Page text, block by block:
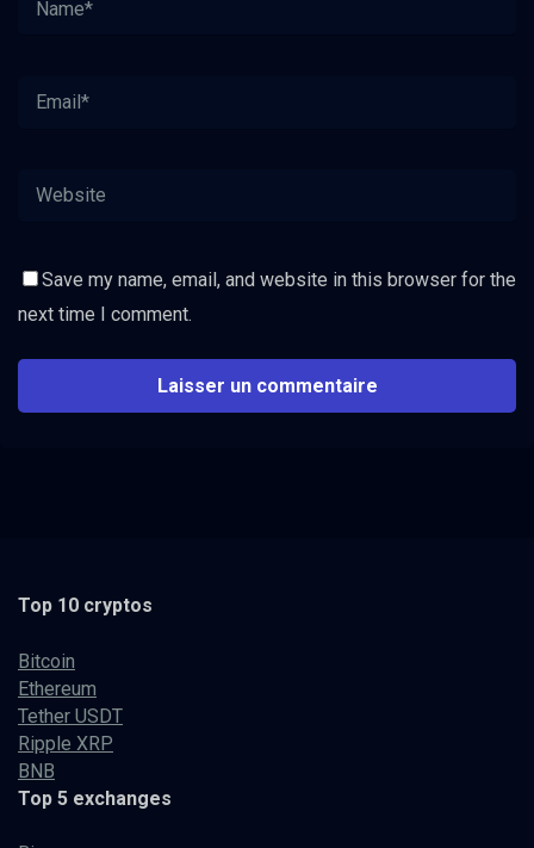
Save my name, email, and website in this browser for the
next time I comment.
Top 10 cryptos
Bitcoin
Ethereum
Tether USDT
Ripple XRP
BNB
Top 5 exchanges